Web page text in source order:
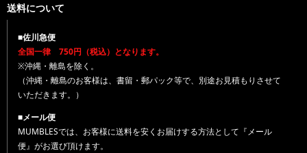
送料について
■佐川急便
全国一律 750円（税込）となります。
※沖縄・離島を除く。
（沖縄・離島のお客様は、書留・郵パック等で、別途お見積もりさせて
いただきます。）
■メール便
MUMBLESでは、お客様に送料を安くお届けする方法として『メール
便』がお選び頂けます。